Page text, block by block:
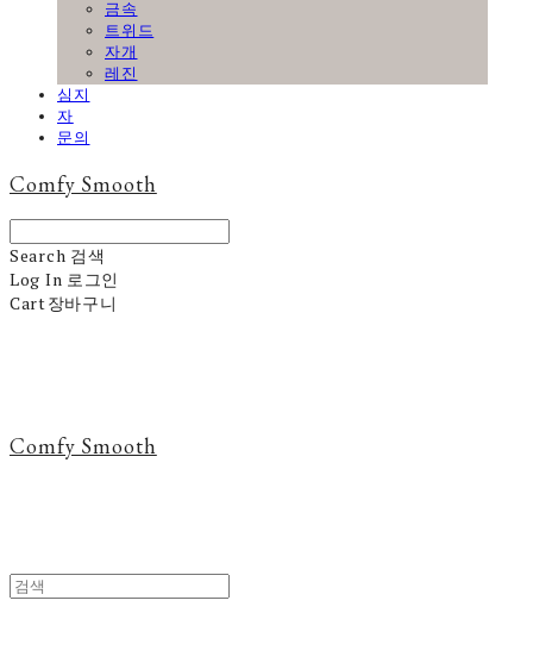
금속
트위드
자개
레진
심지
자
문의
Comfy Smooth
Search 검색
Log In 로그인
Cart장바구니
Comfy Smooth